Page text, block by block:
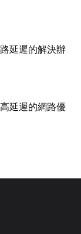
延遲的解決辦
延遲的網路優